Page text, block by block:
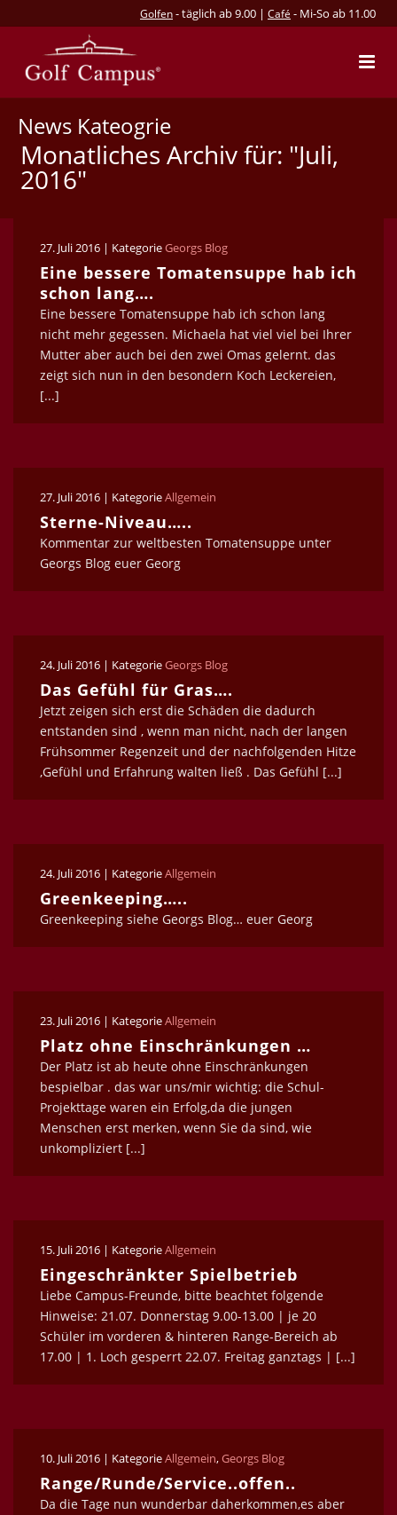
Golfen- täglich ab 9.00 | Café - Mi-So ab 11.00
News Kateogrie
Monatliches Archiv für: "Juli,
2016"
27. Juli 2016 | KategorieGeorgs Blog
Eine bessere Tomatensuppe hab ich
schon lang….
Eine bessere Tomatensuppe hab ich schon lang
nicht mehr gegessen. Michaela hat viel viel bei Ihrer
Mutter aber auch bei den zwei Omas gelernt. das
zeigt sich nun in den besondern Koch Leckereien,
[...]
27. Juli 2016 | KategorieAllgemein
Sterne-Niveau…..
Kommentar zur weltbesten Tomatensuppe unter
Georgs Blog euer Georg
24. Juli 2016 | KategorieGeorgs Blog
Das Gefühl für Gras….
Jetzt zeigen sich erst die Schäden die dadurch
entstanden sind , wenn man nicht, nach der langen
Frühsommer Regenzeit und der nachfolgenden Hitze
,Gefühl und Erfahrung walten ließ . Das Gefühl [...]
24. Juli 2016 | KategorieAllgemein
Greenkeeping…..
Greenkeeping siehe Georgs Blog… euer Georg
23. Juli 2016 | KategorieAllgemein
Platz ohne Einschränkungen …
Der Platz ist ab heute ohne Einschränkungen
bespielbar . das war uns/mir wichtig: die Schul-
Projekttage waren ein Erfolg,da die jungen
Menschen erst merken, wenn Sie da sind, wie
unkompliziert [...]
15. Juli 2016 | KategorieAllgemein
Eingeschränkter Spielbetrieb
Liebe Campus-Freunde, bitte beachtet folgende
Hinweise: 21.07. Donnerstag 9.00-13.00 | je 20
Schüler im vorderen & hinteren Range-Bereich ab
17.00 | 1. Loch gesperrt 22.07. Freitag ganztags | [...]
10. Juli 2016 | KategorieAllgemein,Georgs Blog
Range/Runde/Service..offen..
Da die Tage nun wunderbar daherkommen,es aber